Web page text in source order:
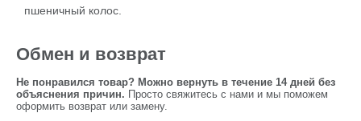
пшеничный колос.
Обмен и возврат
Не понравился товар? Можно вернуть в течение 14 дней без
объяснения причин. Просто свяжитесь с нами и мы поможем
оформить возврат или замену.